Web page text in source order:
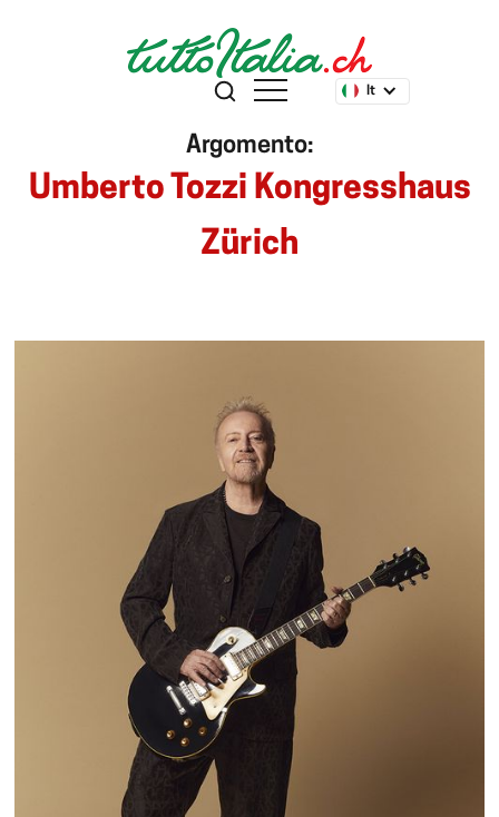
It
Argomento:
Umberto Tozzi Kongresshaus
Zürich